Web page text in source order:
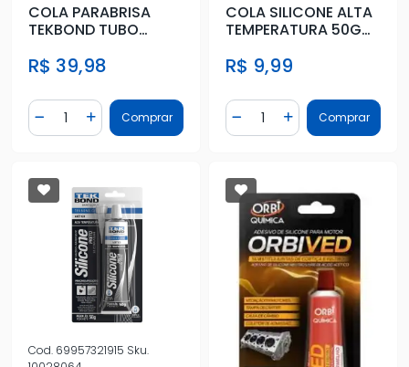
COLA PARABRISA
TEKBOND TUBO
R$ 39,98
Diminuir Quantidade
Quantidade
Adicionar Quantidade
Comprar
COLA SILICONE ALTA
TEMPERATURA 50G
R$ 9,99
Diminuir Quantidade
Quantidade
AdicionarComprar
Cod. 69957321915 Sku.